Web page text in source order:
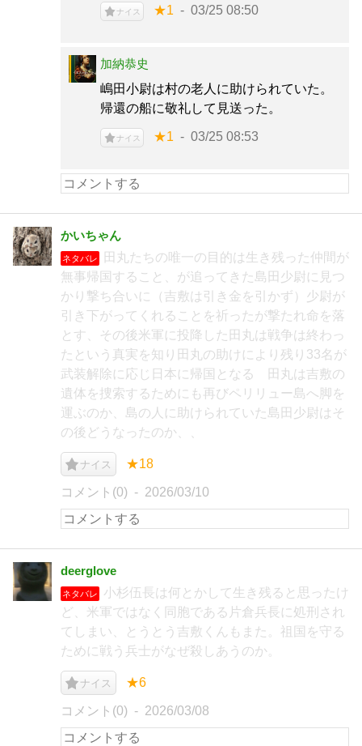
ナイス ★1 03/25 08:50
加納恭史
嶋田小尉は村の老人に助けられていた。
帰還の船に敬礼して見送った。
ナイス ★1 03/25 08:53
かいちゃん
ネタバレ
田丸たちの唯一の目的は生き残った仲間が
無事帰国すること、が追ってきた島田少尉に見つ
かり撃ち合いに（吉敷は引き金を引かず）少尉が
引き下がってくれることを祈ったが撃たれ命を落
とす、その後米軍に投降した田丸は戦争は終わっ
たという真実を知り田丸の助けにより残り33名が
武装解除に応じ日本に帰国となる 田丸は吉敷の
遺体を捜索するためにも再びペリリュー島へ脚を
運ぶのか、島の人に助けられていた島田少尉はそ
の後どうなったのか、、
ナイス ★18
コメント(0) 2026/03/10
deerglove
ネタバレ
小杉伍長は何とかして生き残ると思ったけ
ど、米軍ではなく同胞である片倉兵長に処刑され
てしまい、とうとう吉敷くんもまた。祖国を守る
ために戦う兵士がなぜ殺しあうのか。
ナイス ★6
コメント(0) 2026/03/08